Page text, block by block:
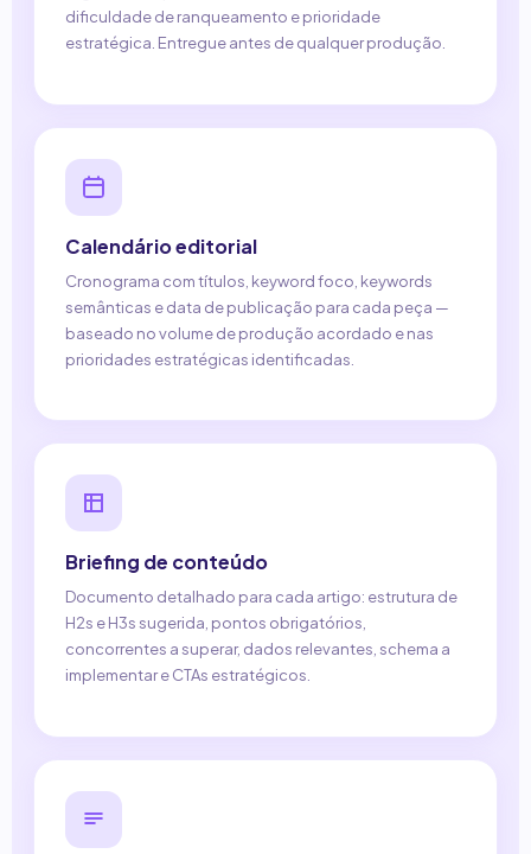
dificuldade de ranqueamento e prioridade
estratégica. Entregue antes de qualquer produção.
Calendário editorial
Cronograma com títulos, keyword foco, keywords
semânticas e data de publicação para cada peça —
baseado no volume de produção acordado e nas
prioridades estratégicas identificadas.
Briefing de conteúdo
Documento detalhado para cada artigo: estrutura de
H2s e H3s sugerida, pontos obrigatórios,
concorrentes a superar, dados relevantes, schema a
implementar e CTAs estratégicos.